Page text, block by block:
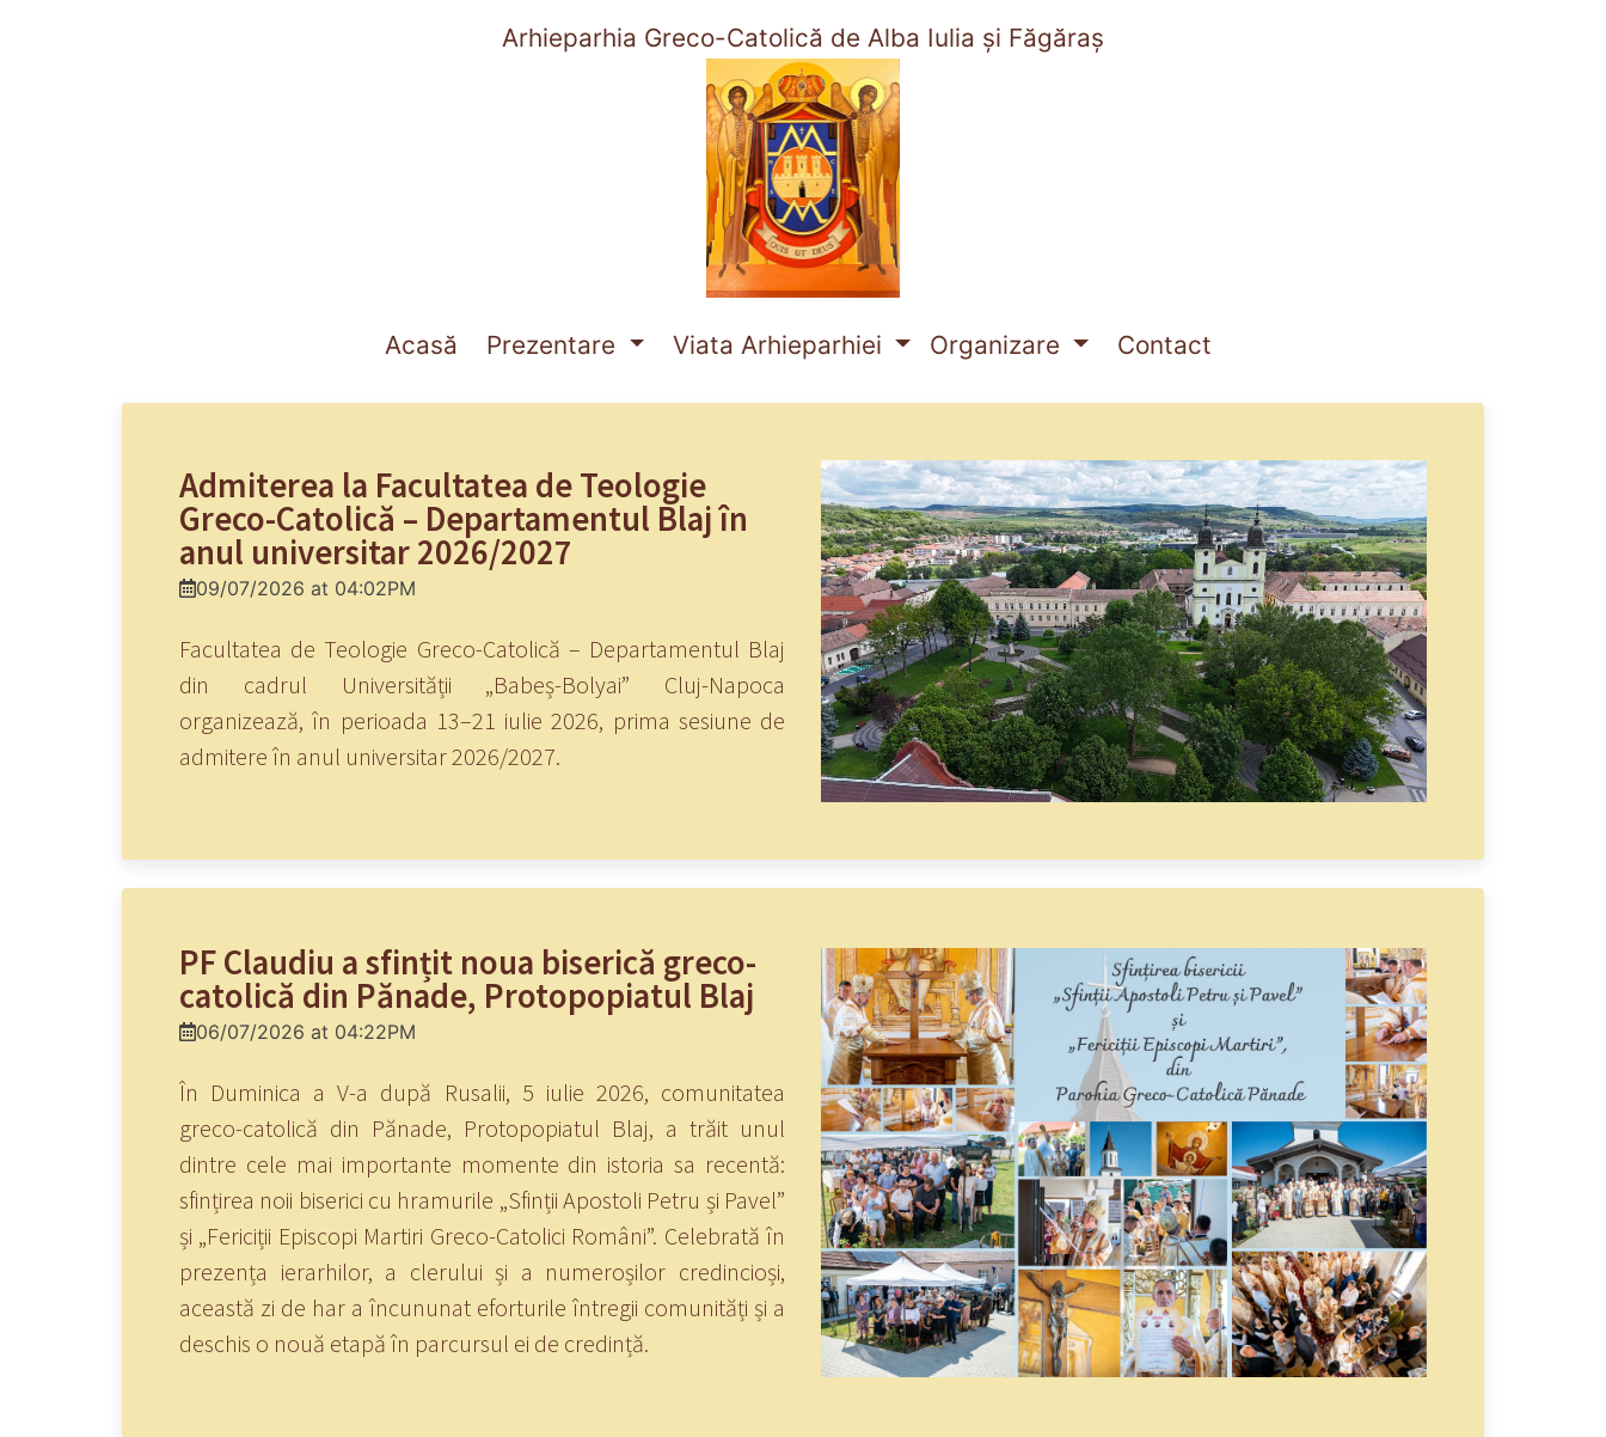
Arhieparhia Greco-Catolică de Alba Iulia și Făgăraș
Acasă (current)
Prezentare Viata Arhieparhiei Organizare Contact
Admiterea la Facultatea de Teologie
Greco-Catolică – Departamentul Blaj în
anul universitar 2026/2027
09/07/2026 at 04:02PM
Facultatea de Teologie Greco-Catolică – Departamentul Blaj
din cadrul Universității „Babeș-Bolyai” Cluj-Napoca
organizează, în perioada 13–21 iulie 2026, prima sesiune de
admitere în anul universitar 2026/2027.
PF Claudiu a sfințit noua biserică greco-
catolică din Pănade, Protopopiatul Blaj
06/07/2026 at 04:22PM
În Duminica a V-a după Rusalii, 5 iulie 2026, comunitatea
greco-catolică din Pănade, Protopopiatul Blaj, a trăit unul
dintre cele mai importante momente din istoria sa recentă:
sfințirea noii biserici cu hramurile „Sfinții Apostoli Petru și Pavel”
și „Fericiții Episcopi Martiri Greco-Catolici Români”. Celebrată în
prezența ierarhilor, a clerului și a numeroșilor credincioși,
această zi de har a încununat eforturile întregii comunități și a
deschis o nouă etapă în parcursul ei de credință.